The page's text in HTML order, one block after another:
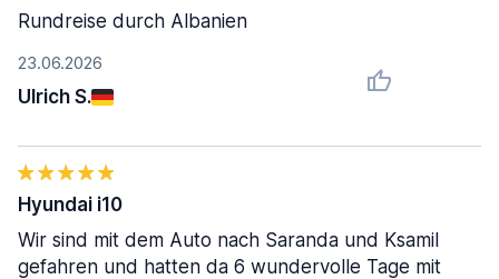
23.06.2026
Ulrich S.
Rundreise durch Albanien
Hyundai i10
Wir sind mit dem Auto nach Saranda und Ksamil
gefahren und hatten da 6 wundervolle Tage mit